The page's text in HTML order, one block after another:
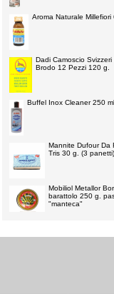
Aroma Naturale Millefiori
Dadi Camoscio Svizzeri
Brodo 12 Pezzi 120 g.
Buffel Inox Cleaner 250 ml
Mannite Dufour Da
Tris 30 g. (3 panetti)
Mobiliol Metallor
barattolo 250 g.
"manteca"